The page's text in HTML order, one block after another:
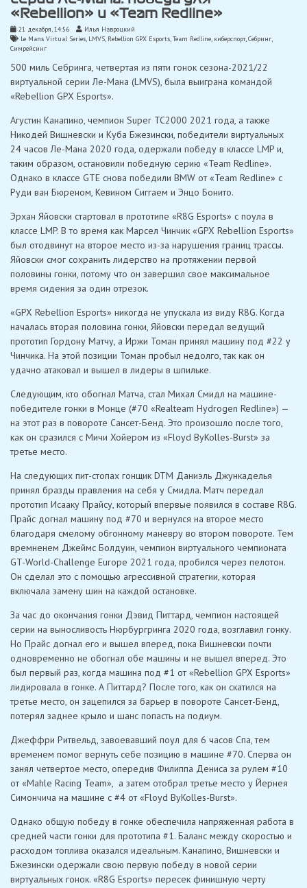
«Rebellion» и «Team Redline»
21 декабря, 14:56
Илья Навроцкий
Le Mans Virtual Series, LMVS, Rebellion GPX Esports,Team Redline, киберспорт,Себринг
Симрейсинг
500 миль Себринга, четвертая из пяти гонок сезона-2021/22
виртуальной серии Ле-Мана (LMVS), была выиграна командой
«Rebellion GPX Esports».
Агустин Канапино, чемпион Super TC2000 2021 года, а также
Никодей Вишневски и Куба Бжезински, победители виртуальных
24 часов Ле-Мана 2020 года, одержали победу в классе LMP и,
таким образом, остановили победную серию «Team Redline».
Однако в классе GTE снова победили BMW от «Team Redline» с
Руди ван Бюреном, Кевином Сиггаем и Энцо Бонито.
Эрхан Яйовски стартовал в прототипе «R8G Esports» с поула в
классе LMP. В то время как Марсел Чинчик «GPX Rebellion Esports»
был отодвинут на второе место из-за нарушения границ трассы.
Яйовски смог сохранить лидерство на протяжении первой
половины гонки, потому что он завершил свое максимальное
время сидения за один отрезок.
«GPX Rebellion Esports» никогда не упускала из виду R8G. Когда
началась вторая половина гонки, Яйовски передал ведущий
прототип Гордону Матчу, а Иржи Томан принял машину под #22 у
Чинчика. На этой позиции Томан пробыл недолго, так как он
удачно атаковал и вышел в лидеры в шпильке.
Следующим, кто обогнал Матча, стал Михал Смидл на машине-
победителе гонки в Монце (#70 «Realteam Hydrogen Redline») —
на этот раз в повороте Сансет-Бенд. Это произошло после того,
как он сразился с Мичи Хойером из «Floyd ByKolles-Burst» за
третье место.
На следующих пит-стопах гонщик DTM Даниэль Джункаделья
принял бразды правления на себя у Смидла. Матч передал
прототип Исааку Прайсу, который впервые появился в составе R8G.
Прайс догнал машину под #70 и вернулся на второе место
благодаря смелому обгонному маневру во втором повороте. Тем
времненем Джеймс Болдуин, чемпион виртуального чемпионата
GT-World-Challenge Europe 2021 года, пробился через пелотон.
Он сделал это с помощью агрессивной стратегии, которая
включала замену шин на каждой остановке.
За час до окончания гонки Дэвид Питтард, чемпион настоящей
серии на выносливость Нюрбургринга 2020 года, возглавил гонку.
Но Прайс догнал его и вышел вперед, пока Вишневски почти
одновременно не обогнал обе машины и не вышел вперед. Это
был первый раз, когда машина под #1 от «Rebellion GPX Esports»
лидировала в гонке. А Питтард? После того, как он скатился на
третье место, он зацепился за барьер в повороте Сансет-Бенд,
потерял заднее крыло и шанс попасть на подиум.
Джеффри Ритвельд, завоевавший поул для 6 часов Спа, тем
временем помог вернуть себе позицию в машине #70. Сперва он
занял четвертое место, опередив Филиппа Дениса за рулем #10
от «Mahle Racing Team», а затем отобрал третье место у Йернея
Симончича на машине с #4 от «Floyd ByKolles-Burst».
Однако общую победу в гонке обеспечила напряженная работа в
средней части гонки для прототипа #1. Баланс между скоростью и
расходом топлива оказался идеальным. Канапино, Вишневски и
Бжезински одержали свою первую победу в новой серии
виртуальных гонок. «R8G Esports» пересек финишную черту